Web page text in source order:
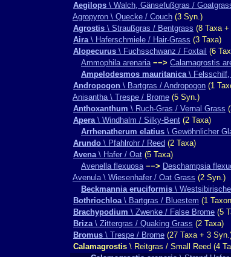
Aegilops \ Walch, Gänsefußgras /
Agropyron \ Quecke / Couch (3 Syn.)
Agrostis \ Straußgras / Bentgrass (8 Taxa
Aira\ Haferschmiele / Hair-Grass (3 Taxa)
Alopecurus \ Fuchsschwanz / Foxtail (6
Ammophila arenaria −−> Calamagrostis
Ampelodesmos mauritanica\ Felsschilf,
Andropogon \ Bartgras / Andropogon (1
Anisantha \ Trespe / Brome (5 Syn.)
Anthoxanthum \ Ruch-Gras / Vernal Grass
Apera\ Windhalm / Silky-Bent (2 Taxa)
Arrhenatherum elatius \ Gewöhnlicher
Arundo \ Pfahlrohr / Reed (2 Taxa)
Avena\ Hafer / Oat (5 Taxa)
Avenella flexuosa −−> Deschampsia
Avenula \ Wiesenhafer / Oat Grass (2 Syn.)
Beckmannia eruciformis \
Bothriochloa\ Bartgras / Bluestem (1
Brachypodium \ Zwenke / False Brome (5
Briza\ Zittergras / Quaking Grass (2 Taxa)
Bromus \ Trespe / Brome (27 Taxa + 3
Calamagrostis \ Reitgras / Small Reed (4